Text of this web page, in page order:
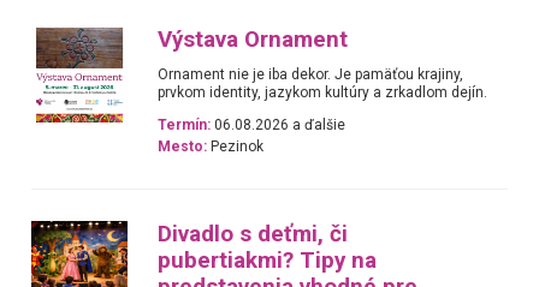
Výstava Ornament
Ornament nie je iba dekor. Je pamäťou krajiny,
prvkom identity, jazykom kultúry a zrkadlom dejín.
Termín: 06.08.2026 a ďalšie
Mesto: Pezinok
Divadlo s deťmi, či
pubertiakmi? Tipy na